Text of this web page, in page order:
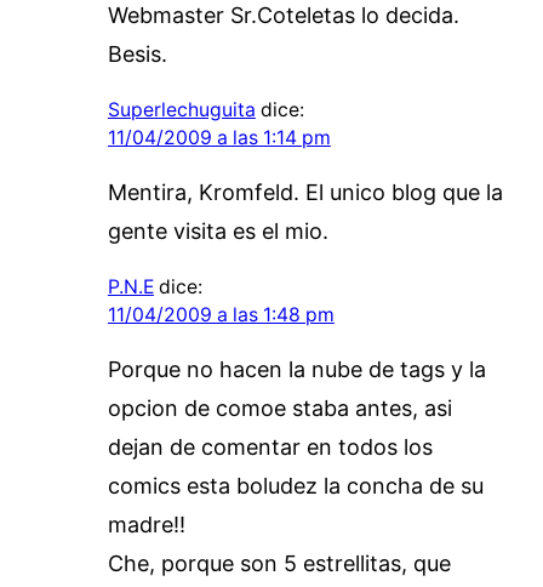
Webmaster Sr.Coteletas lo decida.
Besis.
Superlechuguita dice:
11/04/2009 a las 1:14 pm
Mentira, Kromfeld. El unico blog que la
gente visita es el mio.
P.N.E dice:
11/04/2009 a las 1:48 pm
Porque no hacen la nube de tags y la
opcion de comoe staba antes, asi
dejan de comentar en todos los
comics esta boludez la concha de su
madre!!
Che, porque son 5 estrellitas, que